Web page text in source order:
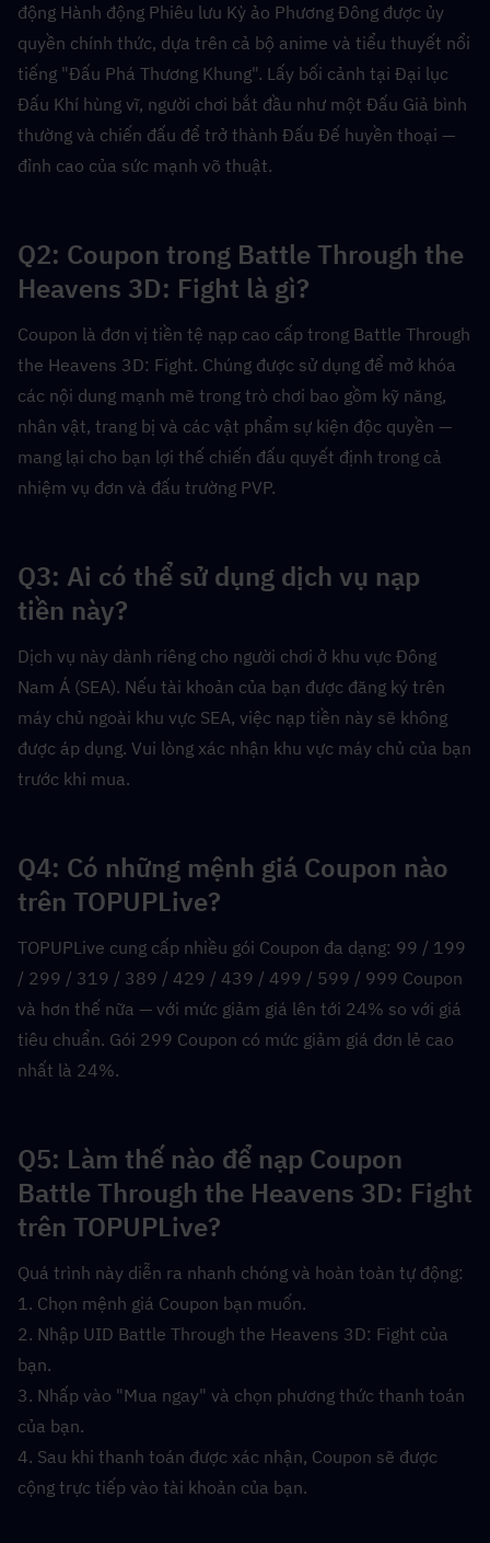
động Hành động Phiêu lưu Kỳ ảo Phương Đông được ủy
quyền chính thức, dựa trên cả bộ anime và tiểu thuyết nổi
tiếng "Đấu Phá Thương Khung". Lấy bối cảnh tại Đại lục
Đấu Khí hùng vĩ, người chơi bắt đầu như một Đấu Giả bình
thường và chiến đấu để trở thành Đấu Đế huyền thoại —
đỉnh cao của sức mạnh võ thuật.
Q2: Coupon trong Battle Through the
Heavens 3D: Fight là gì?
Coupon là đơn vị tiền tệ nạp cao cấp trong Battle Through
the Heavens 3D: Fight. Chúng được sử dụng để mở khóa
các nội dung mạnh mẽ trong trò chơi bao gồm kỹ năng,
nhân vật, trang bị và các vật phẩm sự kiện độc quyền —
mang lại cho bạn lợi thế chiến đấu quyết định trong cả
nhiệm vụ đơn và đấu trường PVP.
Q3: Ai có thể sử dụng dịch vụ nạp
tiền này?
Dịch vụ này dành riêng cho người chơi ở khu vực Đông
Nam Á (SEA). Nếu tài khoản của bạn được đăng ký trên
máy chủ ngoài khu vực SEA, việc nạp tiền này sẽ không
được áp dụng. Vui lòng xác nhận khu vực máy chủ của bạn
trước khi mua.
Q4: Có những mệnh giá Coupon nào
trên TOPUPLive?
TOPUPLive cung cấp nhiều gói Coupon đa dạng: 99 / 199
/ 299 / 319 / 389 / 429 / 439 / 499 / 599 / 999 Coupon
và hơn thế nữa — với mức giảm giá lên tới 24% so với giá
tiêu chuẩn. Gói 299 Coupon có mức giảm giá đơn lẻ cao
nhất là 24%.
Q5: Làm thế nào để nạp Coupon
Battle Through the Heavens 3D: Fight
trên TOPUPLive?
Quá trình này diễn ra nhanh chóng và hoàn toàn tự động:
1. Chọn mệnh giá Coupon bạn muốn.
2. Nhập UID Battle Through the Heavens 3D: Fight của
bạn.
3. Nhấp vào "Mua ngay" và chọn phương thức thanh toán
của bạn.
4. Sau khi thanh toán được xác nhận, Coupon sẽ được
cộng trực tiếp vào tài khoản của bạn.